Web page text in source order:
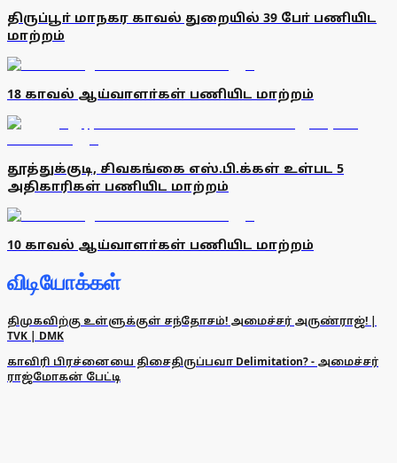
திருப்பூா் மாநகர காவல் துறையில் 39 போ் பணியிட
மாற்றம்
18 காவல் ஆய்வாளா்கள் பணியிட மாற்றம்
தூத்துக்குடி, சிவகங்கை எஸ்.பி.க்கள் உள்பட 5
அதிகாரிகள் பணியிட மாற்றம்
10 காவல் ஆய்வாளா்கள் பணியிட மாற்றம்
விடியோக்கள்
திமுகவிற்கு உள்ளுக்குள் சந்தோசம்! அமைச்சர் அருண்ராஜ்! |
TVK | DMK
காவிரி பிரச்னையை திசைதிருப்பவா Delimitation? - அமைச்சர்
ராஜ்மோகன் பேட்டி